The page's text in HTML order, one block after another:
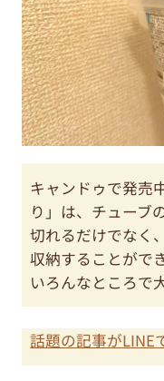
キャンドゥで発売
り」は、チューブ
切れるだけでなく
収納することがで
いろんなところで
話題の記事がLINE